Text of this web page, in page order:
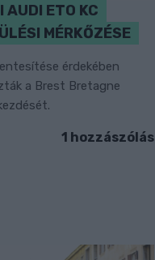
AUDI ETO KC
MÉRKŐZÉSE
érdekében
a Brest Bretagne
1 hozzászólás